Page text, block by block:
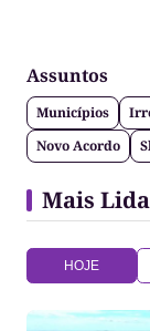
Assuntos
Municípios
Novo Acordo
Mais
HOJE